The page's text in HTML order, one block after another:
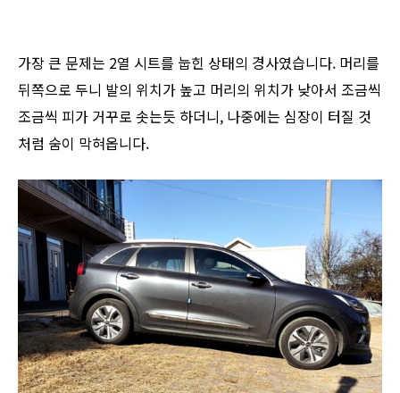
가장 큰 문제는 2열 시트를 눕힌 상태의 경사였습니다. 머리를
뒤쪽으로 두니 발의 위치가 높고 머리의 위치가 낮아서 조금씩
조금씩 피가 거꾸로 솟는듯 하더니, 나중에는 심장이 터질 것
처럼 숨이 막혀옵니다.